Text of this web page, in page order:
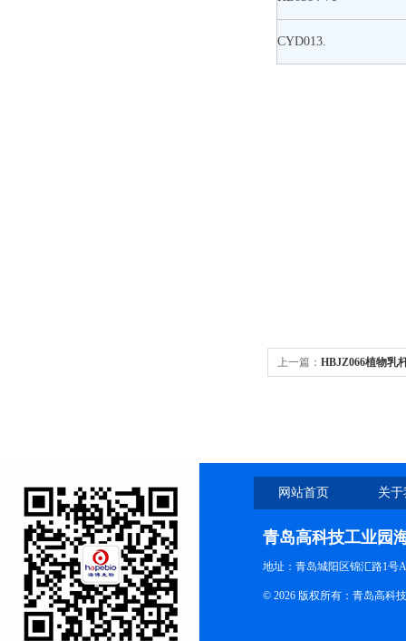
CYD013.
上一篇： HBJZ066植物乳
网站首页 关
青岛高科技工业园
地址：青岛城阳区锦汇路1号
© 2026 版权所有：青岛高科